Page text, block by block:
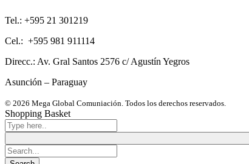
Tel.: +595 21 301219
Cel.: +595 981 911114
Direcc.: Av. Gral Santos 2576 c/ Agustín Yegros
Asunción – Paraguay
© 2026 Mega Global Comuniación. Todos los derechos reservados.
Shopping Basket